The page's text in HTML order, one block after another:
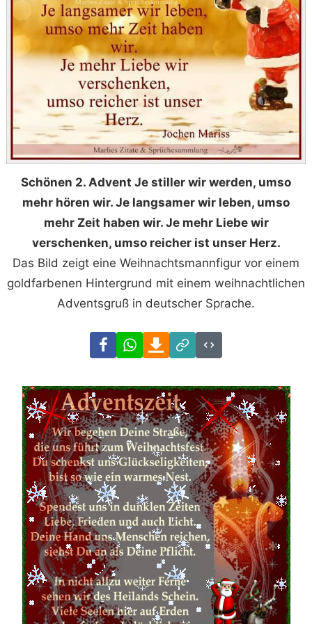
Schönen 2. Advent Je stiller wir werden, umso
mehr hören wir. Je langsamer wir leben, umso
mehr Zeit haben wir. Je mehr Liebe wir
verschenken, umso reicher ist unser Herz.
Das Bild zeigt eine Weihnachtsmannfigur vor einem
goldfarbenen Hintergrund mit einem weihnachtlichen
Adventsgruß in deutscher Sprache.
FacebookWhatsAppDownload
Link
Code